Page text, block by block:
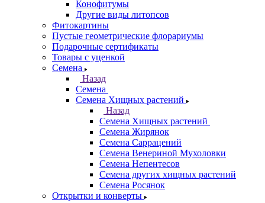
Конофитумы
Другие виды литопсов
Фитокартины
Пустые геометрические флорариумы
Подарочные сертификаты
Товары с уценкой
Семена
Назад
Семена
Семена Хищных растений
Назад
Семена Хищных растений
Семена Жирянок
Семена Саррацений
Семена Венериной Мухоловки
Семена Непентесов
Семена других хищных растений
Семена Росянок
Открытки и конверты